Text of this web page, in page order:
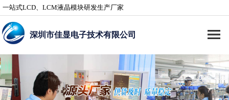
一站式LCD、LCM液晶模块研发生产厂家
深圳市佳显电子技术有限公司